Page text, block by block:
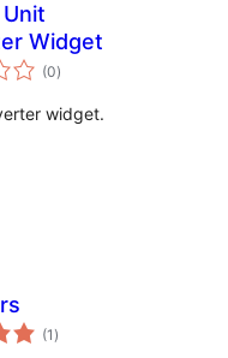
Widget
(0টা
মুঠ)
widget.
(1 টা
মুঠ)